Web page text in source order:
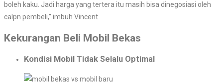
boleh kaku. Jadi harga yang tertera itu masih bisa dinegosiasi oleh
calpn pembeli,” imbuh Vincent.
Kekurangan Beli Mobil Bekas
Kondisi Mobil Tidak Selalu Optimal